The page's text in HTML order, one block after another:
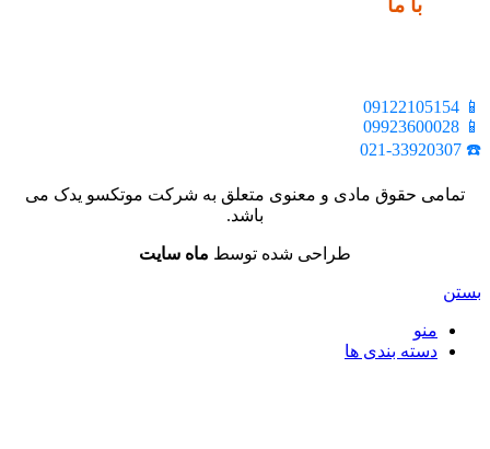
با ما
📱 09122105154
📱 09923600028
☎️ 021-33920307
تمامی حقوق مادی و معنوی متعلق به شرکت موتکسو یدک می
باشد.
طراحی شده توسط ماه سایت
بستن
منو
دسته بندی ها